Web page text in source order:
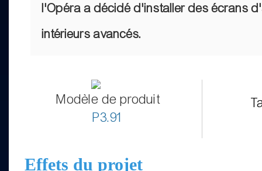
l'Opéra a décidé d'installer des écrans
intérieurs avancés.
Modèle de produit
P3.91
Effets du projet